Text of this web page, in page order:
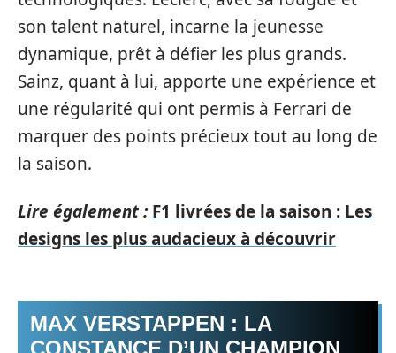
son talent naturel, incarne la jeunesse
dynamique, prêt à défier les plus grands.
Sainz, quant à lui, apporte une expérience et
une régularité qui ont permis à Ferrari de
marquer des points précieux tout au long de
la saison.
Lire également : F1 livrées de la saison : Les
designs les plus audacieux à découvrir
MAX VERSTAPPEN : LA
CONSTANCE D’UN CHAMPION